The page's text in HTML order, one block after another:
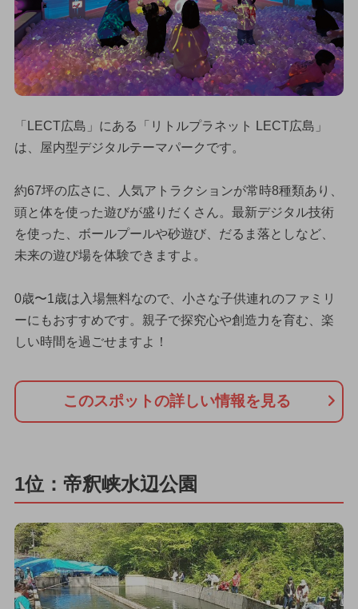
「LECT広島」にある「リトルプラネット LECT広島」
は、屋内型デジタルテーマパークです。
約67坪の広さに、人気アトラクションが常時8種類あり、
頭と体を使った遊びが盛りだくさん。最新デジタル技術
を使った、ボールプールや砂遊び、だるま落としなど、
未来の遊び場を体験できますよ。
0歳〜1歳は入場無料なので、小さな子供連れのファミリ
ーにもおすすめです。親子で探究心や創造力を育む、楽
しい時間を過ごせますよ！
このスポットの詳しい情報を見る
1位：帝釈峡水辺公園